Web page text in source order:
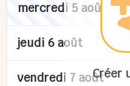
Créer
mercredi 5 août
jeudi 6 août
vendredi 7 août